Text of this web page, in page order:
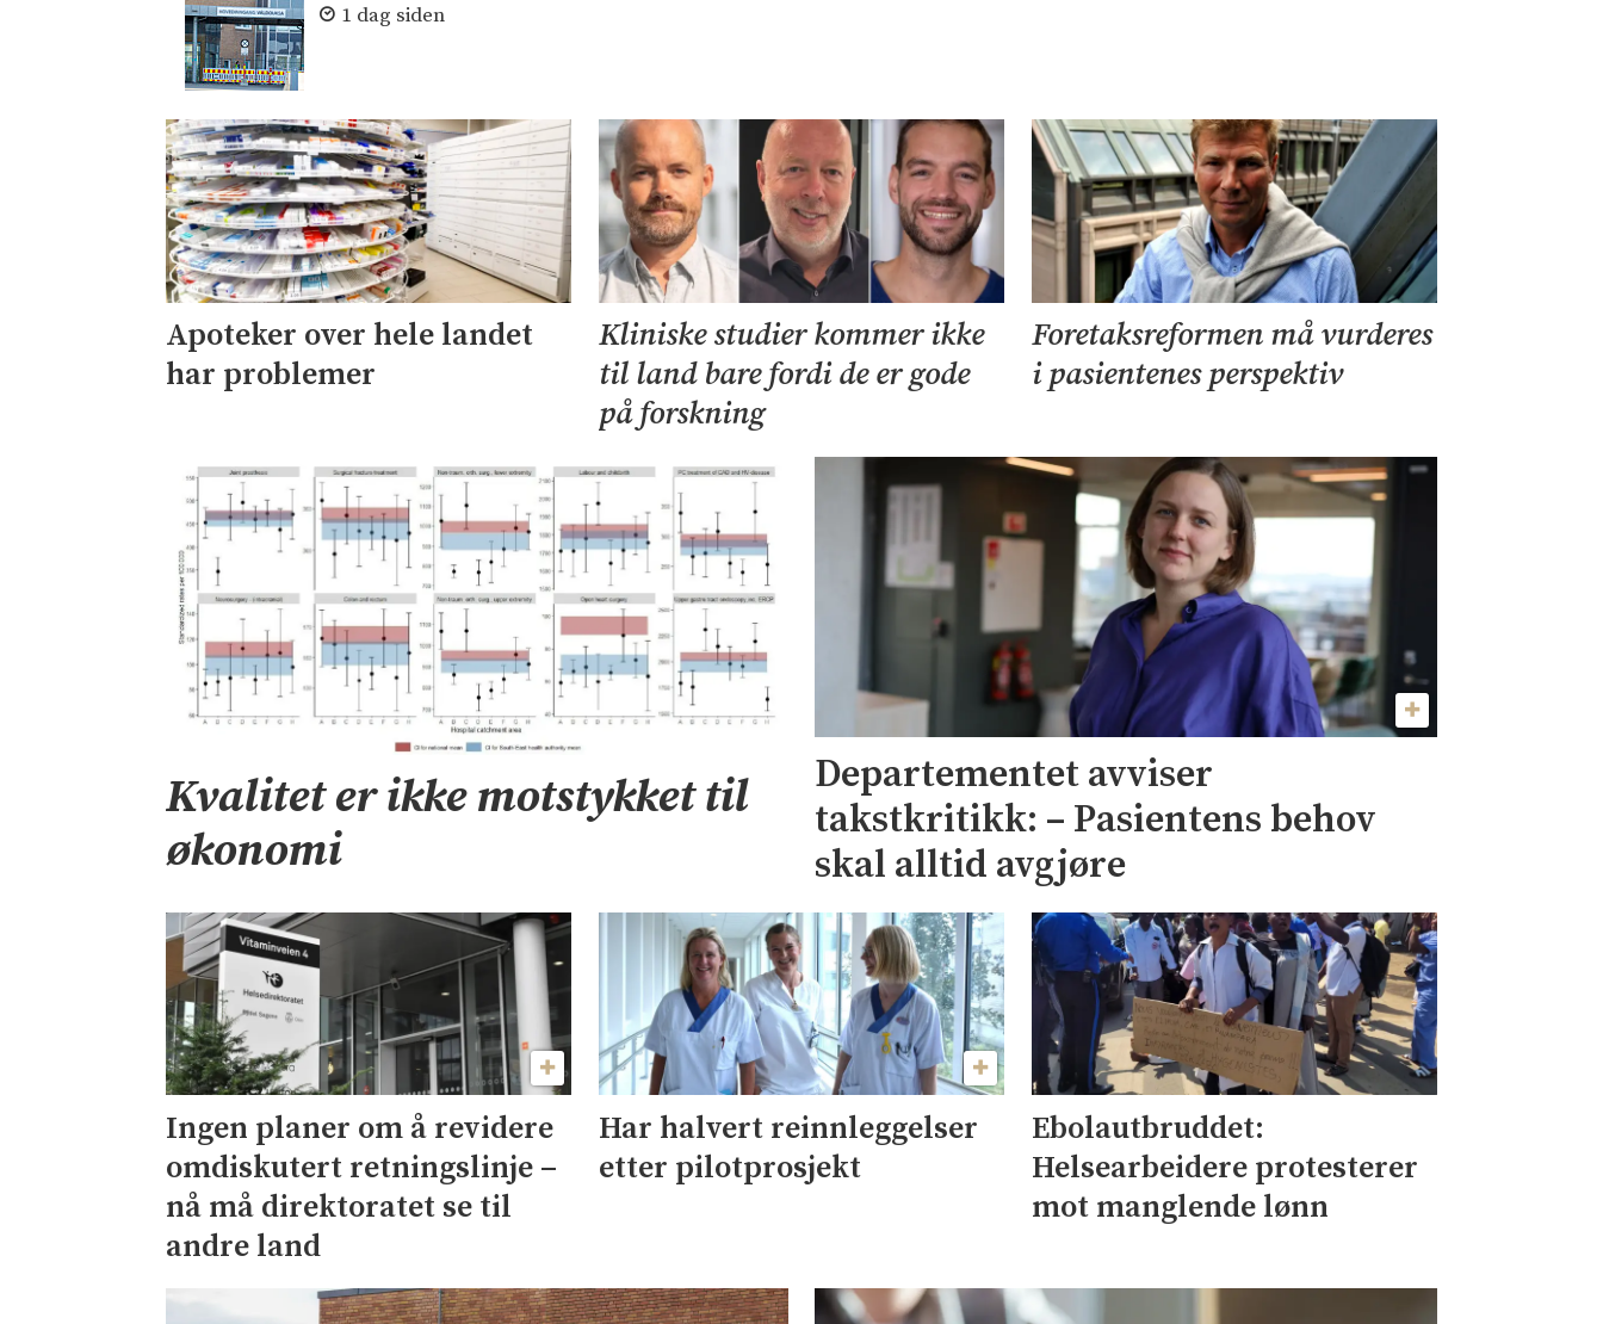
1 dag siden
Apoteker over hele landet
har problemer
Kliniske studier kommer ikke
til land bare fordi de er gode
på forskning
Foretaksreformen må vurderes
i pasientenes perspektiv
Kvalitet er ikke motstykket til
økonomi
Departementet avviser
takstkritikk: – Pasientens behov
skal alltid avgjøre
Ingen planer om å revidere
omdiskutert retningslinje –
nå må direktoratet se til
andre land
Har halvert reinnleggelser
etter pilotprosjekt
Ebolautbruddet:
Helsearbeidere protesterer
mot manglende lønn